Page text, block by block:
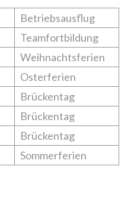
Betriebsausflug
Teamfortbildung
Weihnachtsferien
Osterferien
Brückentag
Brückentag
Brückentag
Sommerferien